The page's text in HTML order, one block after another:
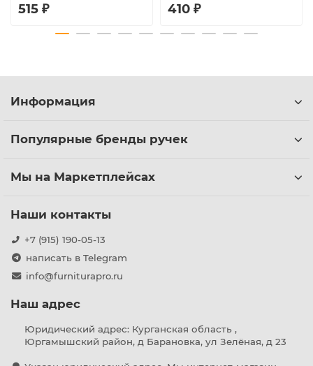
515 ₽ 410 ₽
Информация
Популярные бренды ручек
Мы на Маркетплейсах
Наши контакты
+7 (915) 190-05-13
написать в Telegram
info@furniturapro.ru
Наш адрес
Юридический адрес: Курганская область ,
Юргамышский район, д Барановка, ул Зелёная, д 23